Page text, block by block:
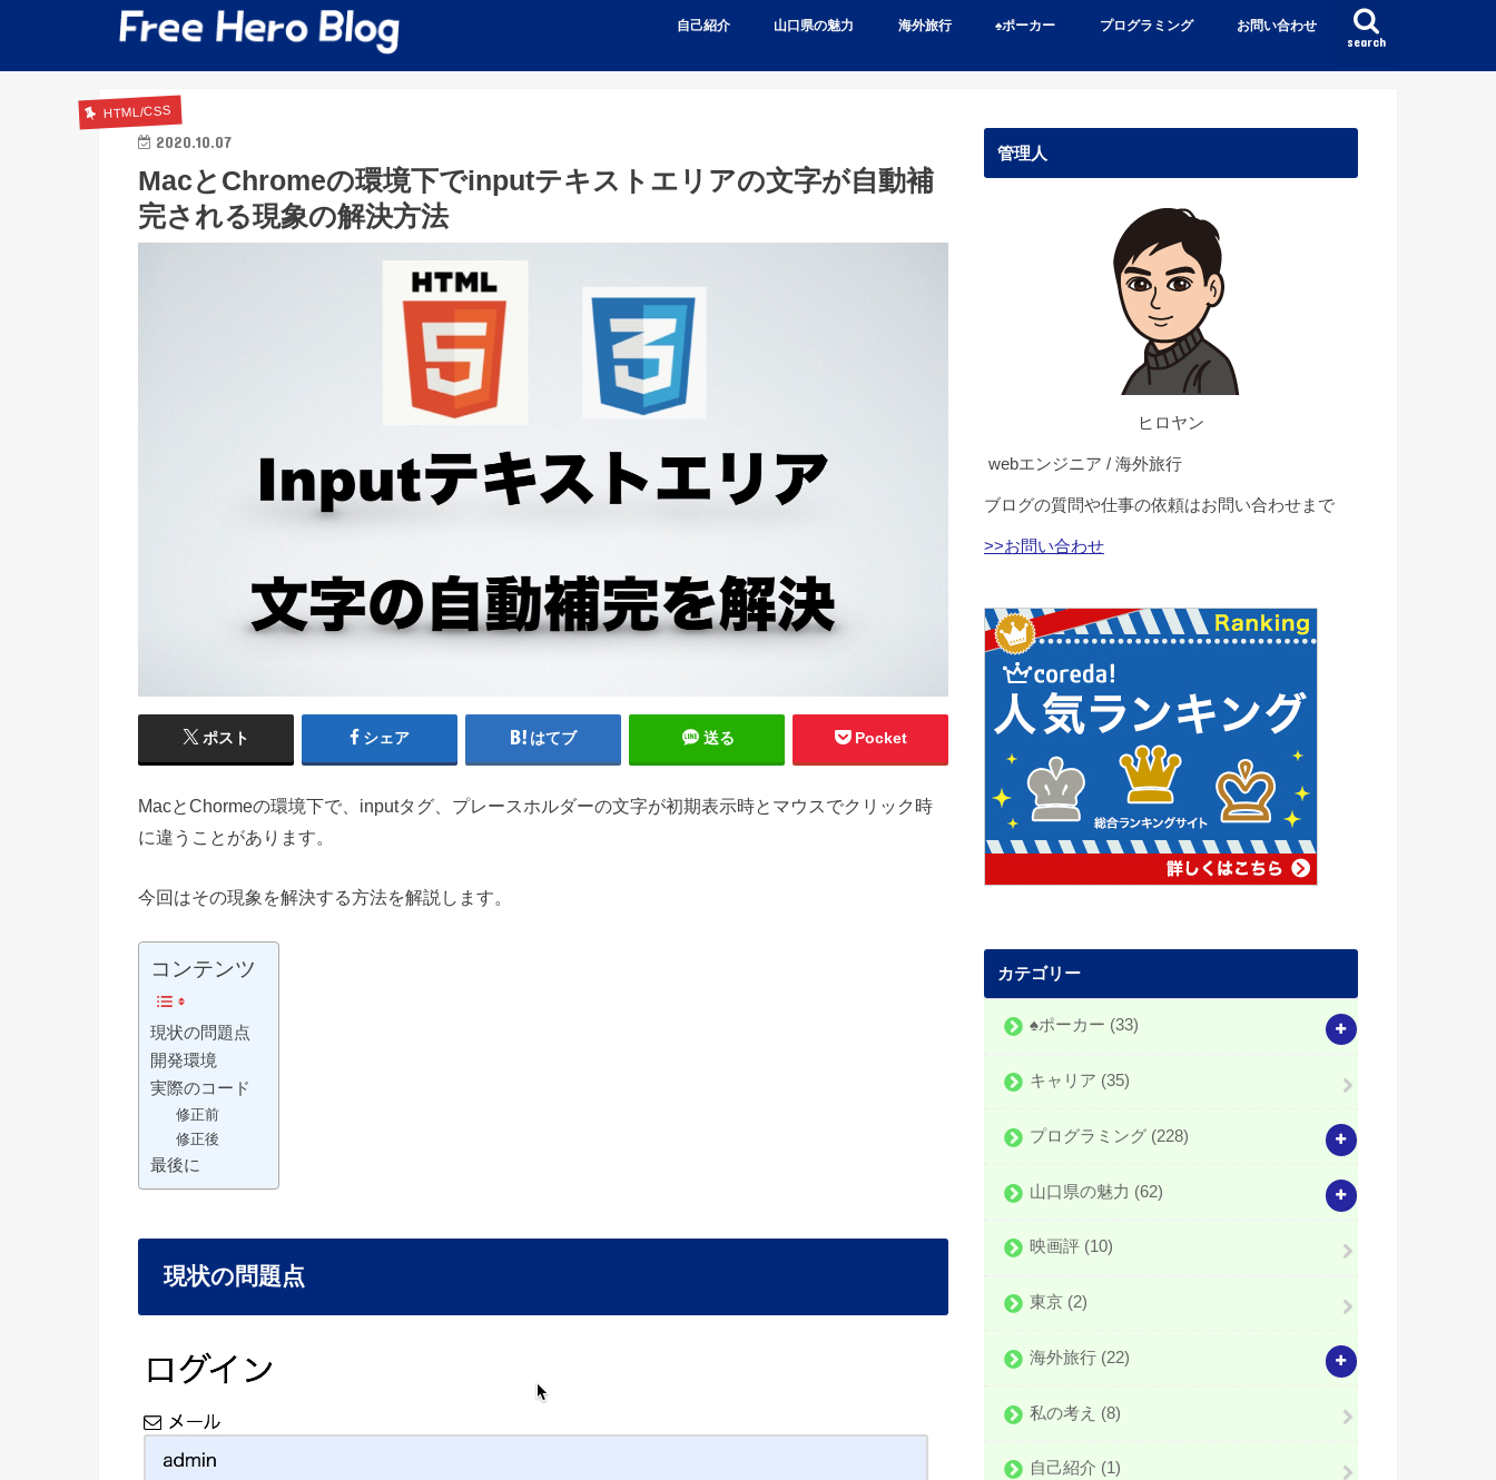
search
自己紹介 山口県の魅力 海外旅行 ♠️ポーカー プログラミング お問い合わせ
HTML/CSS
2020.10.07
MacとChromeの環境下でinputテキストエリアの文字が自動補
完される現象の解決方法
ポスト シェア はてブ 送る Pocket
MacとChormeの環境下で、inputタグ、プレースホルダーの文字が初期表示時とマウスでクリック時
に違うことがあります。
今回はその現象を解決する方法を解説します。
コンテンツ
現状の問題点
開発環境
実際のコード
修正前
修正後
最後に
現状の問題点
管理人
ヒロヤン
webエンジニア / 海外旅行
ブログの質問や仕事の依頼はお問い合わせまで
>>お問い合わせ
カテゴリー
♠️ポーカー (33)
キャリア (35)
プログラミング (228)
山口県の魅力 (62)
映画評 (10)
東京 (2)
海外旅行 (22)
私の考え (8)
自己紹介 (1)